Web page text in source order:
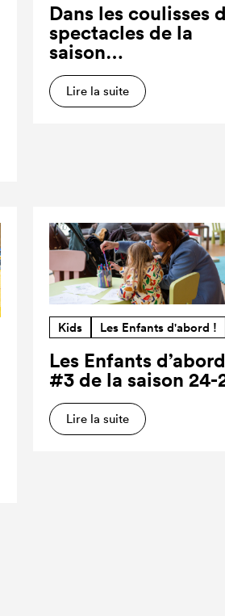
Dans les coulisses
spectacles de la
saison…
Lire la suite
Kids Les Enfants d'abord !
Les Enfants
#3 de la saison 24-
Lire la suite